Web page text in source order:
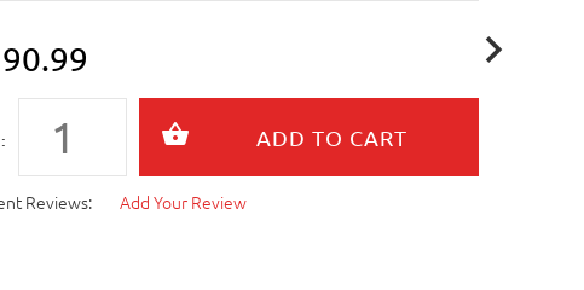
Reviews: Add Your Review